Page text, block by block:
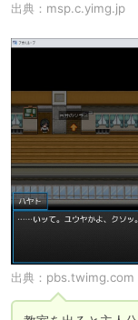
出典： msp.c.yimg.jp
出典： pbs.twimg.com